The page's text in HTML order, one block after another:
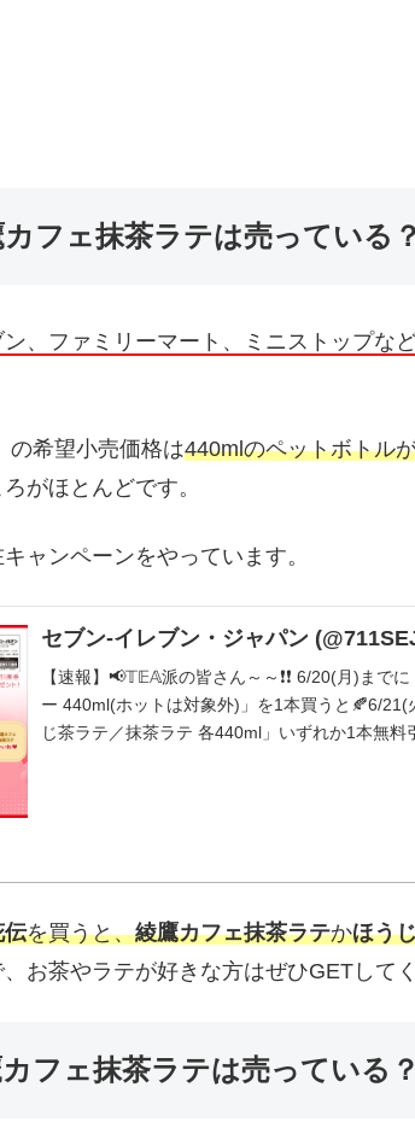
フェ抹茶ラテは売っている
、ファミリーマート、ミニストップな
の希望小売価格は440mlのペットボトル
がほとんどです。
ャンペーンをやっています。
セブン‐イレブン・ジャパン
【速報】📢𝕋𝔼𝔸派の皆さん～～❗️❗️ 6/20(月)まで
ー 440ml(ホットは対象外)」を1本買うと🍂6/21(
じ茶ラテ／抹茶ラテ 各440ml」いずれか1本無料
伝を買うと、綾鷹カフェ抹茶ラテかほう
お茶やラテが好きな方はぜひGETしてく
フェ抹茶ラテは売っている？